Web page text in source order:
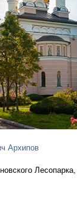
Архипов